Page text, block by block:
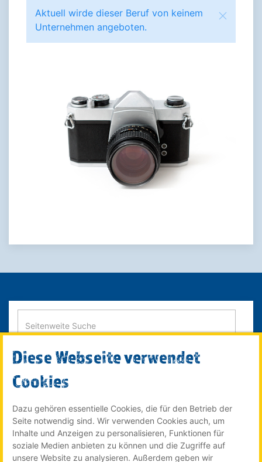
Aktuell wirde dieser Beruf von keinem
Unternehmen angeboten.
SUCHE STARTEN
© 2022 Röser MEDIA GmbH & Co. KG - ein Unternehmen im
Röser Medienhaus
Diese Webseite verwendet
Cookies
Dazu gehören essentielle Cookies, die für den Betrieb der
Seite notwendig sind. Wir verwenden Cookies auch, um
Inhalte und Anzeigen zu personalisieren, Funktionen für
soziale Medien anbieten zu können und die Zugriffe auf
unsere Website zu analysieren. Außerdem geben wir